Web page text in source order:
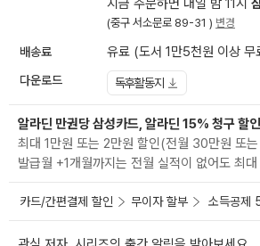
지금 주문하면 내일 밤 11시
(중구 서소문로 89-31 ) 변경
배송료 유료 (도서 1만5천원 이상 무
다운로드 독후활동지
알라딘 만권당 삼성카드, 알라딘 15% 청구 할인
최대 1만원 또는 2만원 할인(전월 30만원 또
발급월 +1개월까지는 전월 실적이 없어도 최
카드/간편결제 할인 무이자 할부 소득공제